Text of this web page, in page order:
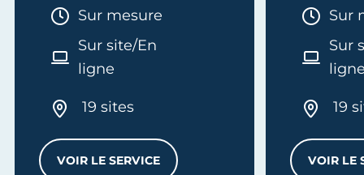
(EI/Micro-entreprise
ou réel)
Durée :
Sur mesure
Sur site/En
ligne
19 sites
VOIR LE SERVICEMES FORMALITÉS CLÉ EN MAIN -
Sur
Sur
19
VOIR LE